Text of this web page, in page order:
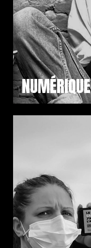
NUMÉRIQUE